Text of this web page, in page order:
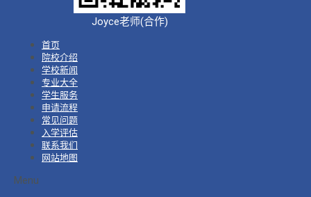
Joyce老师(合作)
首页
院校介绍
学校新闻
专业大全
学生服务
申请流程
常见问题
入学评估
联系我们
网站地图
Menu